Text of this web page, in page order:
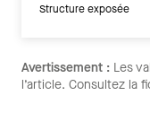
Structure exposée
Avertissement : Les
l’article. Consultez la